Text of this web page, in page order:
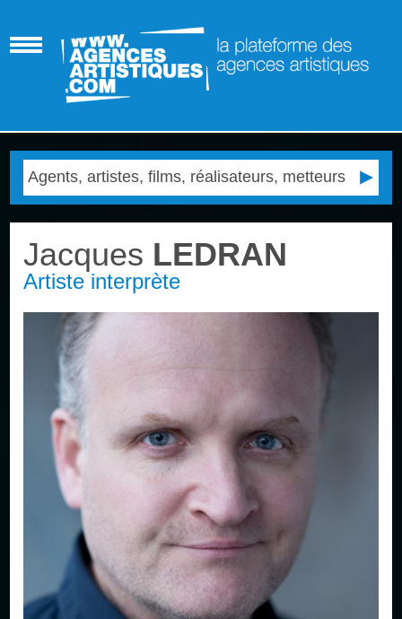
Jacques LEDRAN
Artiste interprète